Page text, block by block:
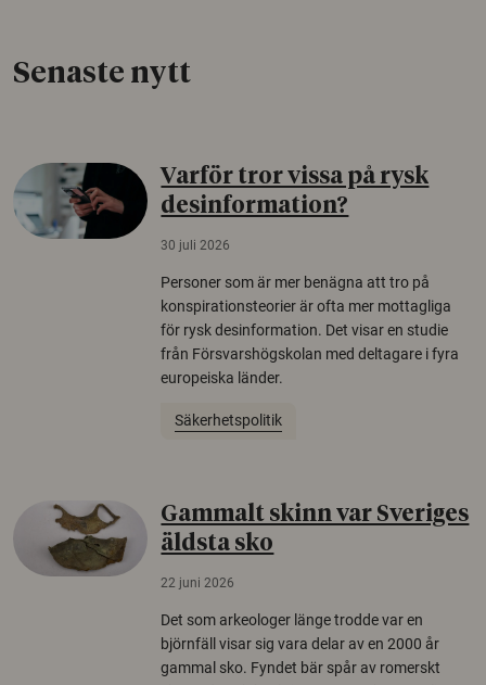
Senaste nytt
Varför tror vissa på rysk
desinformation?
30 juli 2026
Personer som är mer benägna att tro på
konspirationsteorier är ofta mer mottagliga
för rysk desinformation. Det visar en studie
från Försvarshögskolan med deltagare i fyra
europeiska länder.
Säkerhetspolitik
Gammalt skinn var Sveriges
äldsta sko
22 juni 2026
Det som arkeologer länge trodde var en
björnfäll visar sig vara delar av en 2000 år
gammal sko. Fyndet bär spår av romerskt